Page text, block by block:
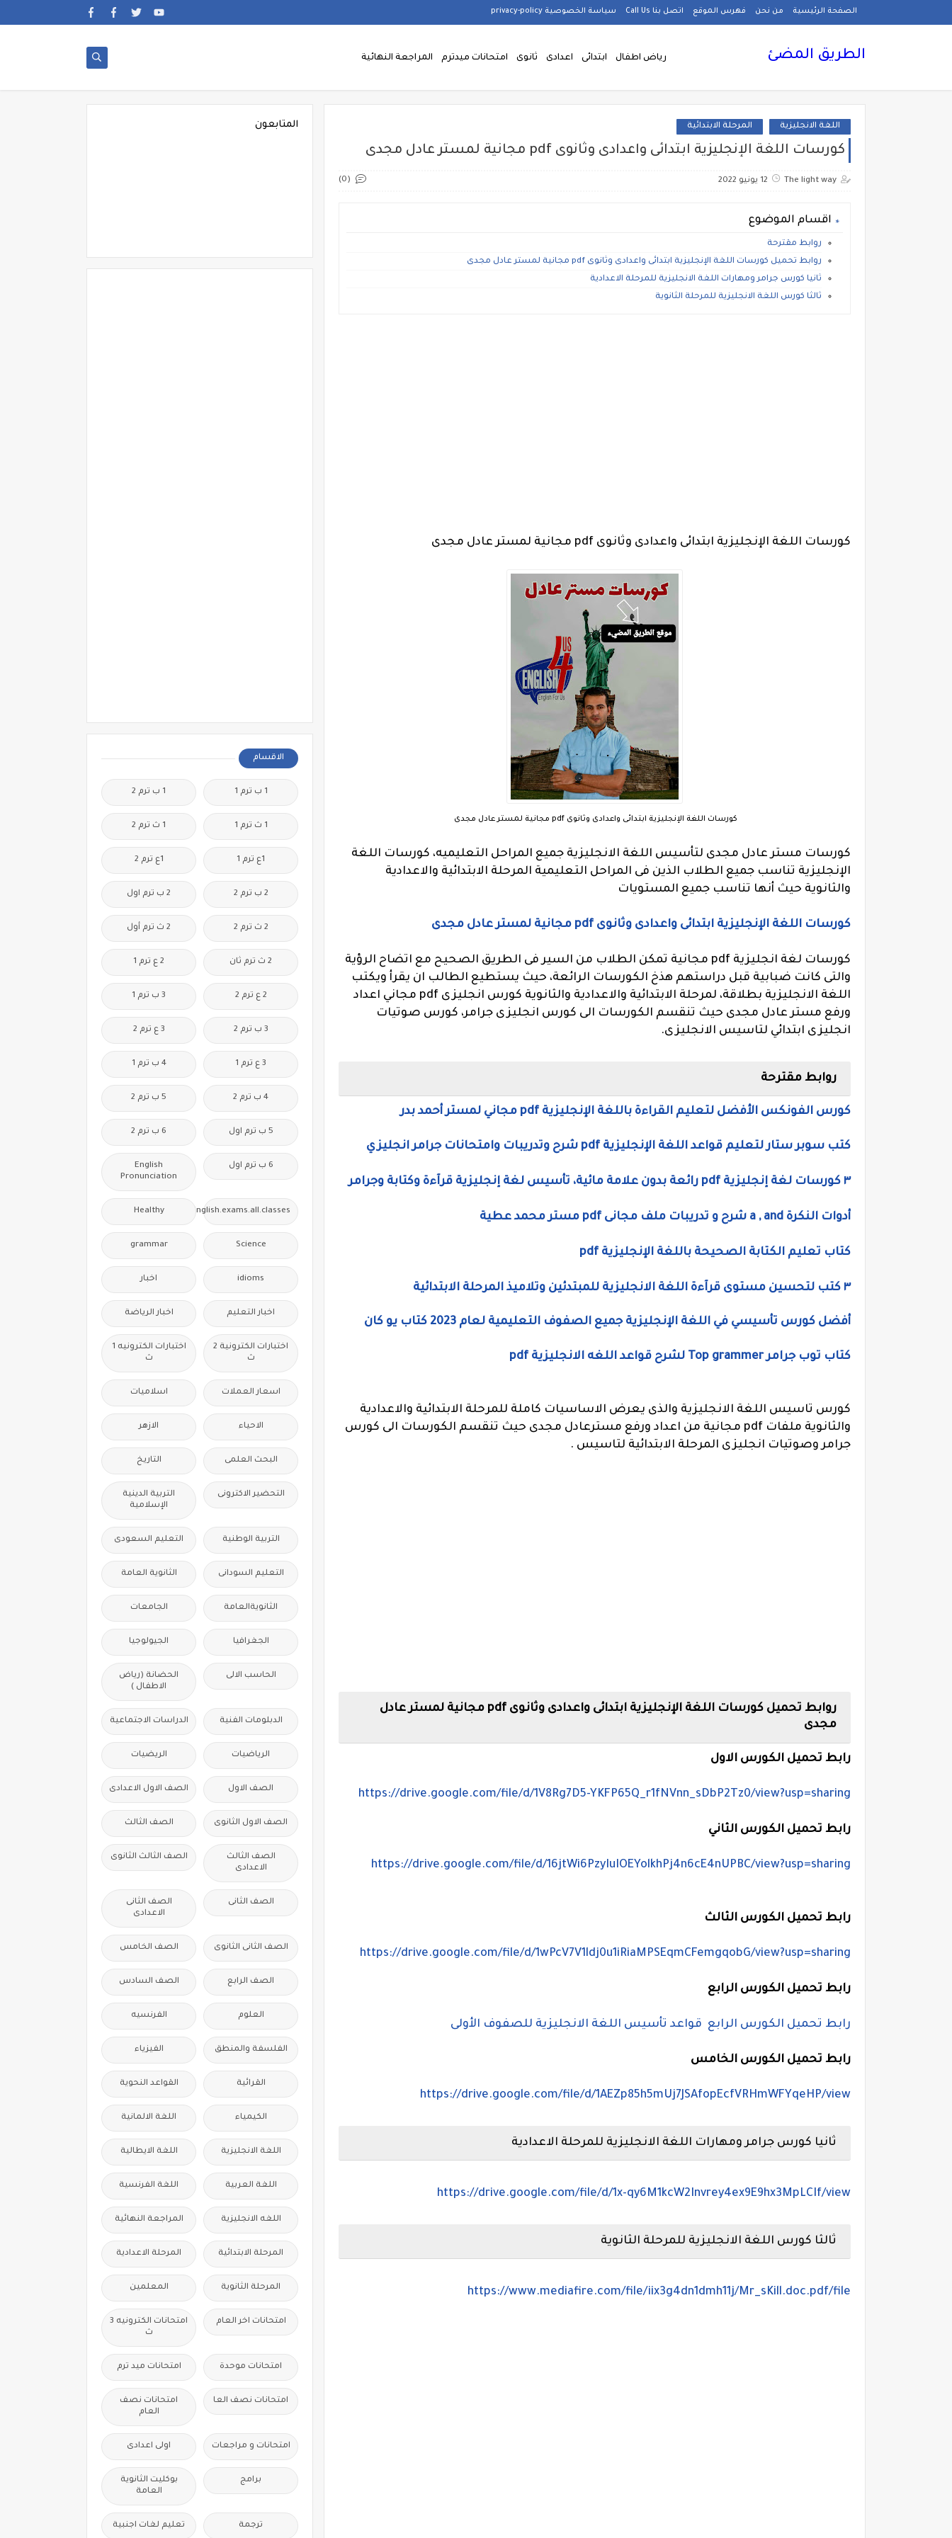
الصفحة الرئيسية من نحن فهرس الموقع اتصل بنا Call Us سياسة الخصوصية privacy-policy
الطريق المضئ رياض اطفال ابتدائى اعدادى ثانوى امتحانات ميدترم المراجعة النهائية
اللغة الانجليزية المرحلة الابتدائية
كورسات اللغة الإنجليزية ابتدائى واعدادى وثانوى pdf مجانية لمستر عادل مجدى
The light way 12 يونيو 2022 (0)
اقسام الموضوع
روابط مقترحة
روابط تحميل كورسات اللغة الإنجليزية ابتدائى واعدادى وثانوى pdf مجانية لمستر عادل مجدى
ثانيا كورس جرامر ومهارات اللغة الانجليزية للمرحلة الاعدادية
ثالثا كورس اللغة الانجليزية للمرحلة الثانوية
كورسات اللغة الإنجليزية ابتدائى واعدادى وثانوى pdf مجانية لمستر عادل مجدى
كورسات اللغة الإنجليزية ابتدائى واعدادى وثانوى pdf مجانية لمستر عادل مجدى
كورسات مستر عادل مجدى لتأسيس اللغة الانجليزية جميع المراحل التعليميه، كورسات اللغة
الإنجليزية تناسب جميع الطلاب الذين فى المراحل التعليمية المرحلة الابتدائية والاعدادية
والثانوية حيث أنها تناسب جميع المستويات
كورسات اللغة الإنجليزية ابتدائى واعدادى وثانوى pdf مجانية لمستر عادل مجدى
كورسات لغة انجليزية pdf مجانية تمكن الطلاب من السير فى الطريق الصحيح مع اتضاح الرؤية
والتى كانت ضبابية قبل دراستهم هذخ الكورسات الرائعة، حيث يستطيع الطالب ان يقرأ ويكتب
اللغة الانجليزية بطلاقة، لمرحلة الابتدائية والاعدادية والثانوية كورس انجليزى pdf مجاني اعداد
ورفع مستر عادل مجدى حيث تنقسم الكورسات الى كورس انجليزى جرامر، كورس صوتيات
انجليزى ابتدائي لتاسيس الانجليزى.
روابط مقترحة
كورس الفونكس الأفضل لتعليم القراءة باللغة الإنجليزية pdf مجاني لمستر أحمد بدر
كتب سوبر ستار لتعليم قواعد اللغة الإنجليزية pdf شرح وتدريبات وامتحانات جرامر انجليزي
٣ كورسات لغة إنجليزية pdf رائعة بدون علامة مائية، تأسيس لغة إنجليزية قرآءة وكتابة وجرامر
أدوات النكرة a , and شرح و تدريبات ملف مجانى pdf مستر محمد عطية
كتاب تعليم الكتابة الصحيحة باللغة الإنجليزية pdf
٣ كتب لتحسين مستوى قرآءة اللغة الانجليزية للمبتدئين وتلاميذ المرحلة الابتدائية
أفضل كورس تأسيسي في اللغة الإنجليزية جميع الصفوف التعليمية لعام 2023 كتاب يو كان
كتاب توب جرامر Top grammer لشرح قواعد اللغه الانجليزية pdf
كورس تاسيس اللغة الانجليزية والذى يعرض الاساسيات كاملة للمرحلة الابتدائية والاعدادية
والثانوية ملفات pdf مجانية من اعداد ورفع مسترعادل مجدى حيث تنقسم الكورسات الى كورس
جرامر وصوتيات انجليزى المرحلة الابتدائية لتاسيس .
روابط تحميل كورسات اللغة الإنجليزية ابتدائى واعدادى وثانوى pdf مجانية لمستر عادل
مجدى
رابط تحميل الكورس الاول
https://drive.google.com/file/d/1V8Rg7D5-YKFP65Q_r1fNVnn_sDbP2Tz0/view?usp=sharing
رابط تحميل الكورس الثاني
https://drive.google.com/file/d/16jtWi6PzyIuIOEYolkhPj4n6cE4nUPBC/view?usp=sharing
رابط تحميل الكورس الثالث
https://drive.google.com/file/d/1wPcV7V1ldj0u1iRiaMPSEqmCFemgqobG/view?usp=sharing
رابط تحميل الكورس الرابع
رابط تحميل الكورس الرابع قواعد تأسيس اللغة الانجليزية للصفوف الأولى
رابط تحميل الكورس الخامس
https://drive.google.com/file/d/1AEZp85h5mUj7JSAfopEcfVRHmWFYqeHP/view
ثانيا كورس جرامر ومهارات اللغة الانجليزية للمرحلة الاعدادية
https://drive.google.com/file/d/1x-qy6M1kcW2Invrey4ex9E9hx3MpLCIf/view
ثالثا كورس اللغة الانجليزية للمرحلة الثانوية
https://www.mediafire.com/file/iix3g4dn1dmh11j/Mr_sKill.doc.pdf/file
المتابعون
الاقسام
1 ب ترم 1 1 ب ترم 2
1 ث ترم 1 1 ث ترم 2
1ع ترم 1 1ع ترم 2
2 ب ترم 2 2 ب ترم اول
2 ث ترم 2 2 ث ترم أول
2 ث ترم ثان 2 ع ترم 1
2 ع ترم 2 3 ب ترم 1
3 ب ترم 2 3 ع ترم 2
3 ع ترم 1 4 ب ترم 1
4 ب ترم 2 5 ب ترم 2
5 ب ترم اول 6 ب ترم 2
6 ب ترم اول
English
Pronunciation
Free.English.exams.all.classes
Healthy
Science
grammar
idioms اخبار
اخبار التعليم اخبار الرياضة
اختبارات الكترونية 2
ث
اختبارات الكترونيه 1
ث
اسعار العملات اسلاميات
الاحياء الازهر
البحث العلمى التاريخ
التحضير الاكترونى
التربية الدينية
الإسلامية
التربية الوطنية التعليم السعودى
التعليم السودانى الثانوية العامة
الثانويةالعامة الجامعات
الجغرافيا الجيولوجيا
الحاسب الالى
الحضانة (رياض
الاطفال )
الدبلومات الفنية الدراسات الاجتماعية
الرياضيات الريضيات
الصف الاول الصف الاول الاعدادى
الصف الاول الثانوى الصف الثالث
الصف الثالث
الاعدادى
الصف الثالث الثانوى
الصف الثانى
الصف الثانى
الاعدادى
الصف الثانى الثانوى الصف الخامس
الصف الرابع الصف السادس
العلوم الفرنسيه
الفلسفة والمنطق الفيزياء
القرائية القواعد النحوية
الكيمياء اللغة الالمانية
اللغة الانجليزية اللغة الايطالية
اللغة العربية اللغة الفرنسية
اللغه الانجليزية المراجعة النهائية
المرحلة الابتدائية المرحلة الاعدادية
المرحلة الثانوية المعلمين
امتحانات اخر العام
امتحانات الكترونيه 3
ث
امتحانات موحدة امتحانات ميد ترم
امتحانات نصف العا
امتحانات نصف
العام
امتحانات و مراجعات اولى اعدادى
برامج
بوكليت الثانوية
العامة
ترجمة تعليم لغات اجنبية